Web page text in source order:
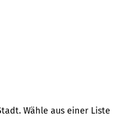
Wähle aus einer Liste